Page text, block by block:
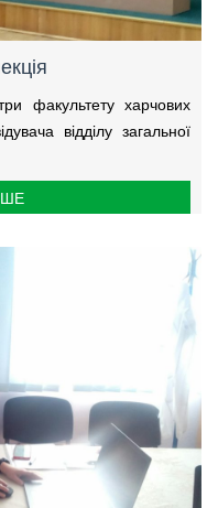
факультету харчових
відділу загальної